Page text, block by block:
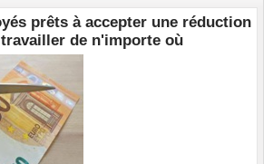
prêts à accepter une réduction
de n'importe où